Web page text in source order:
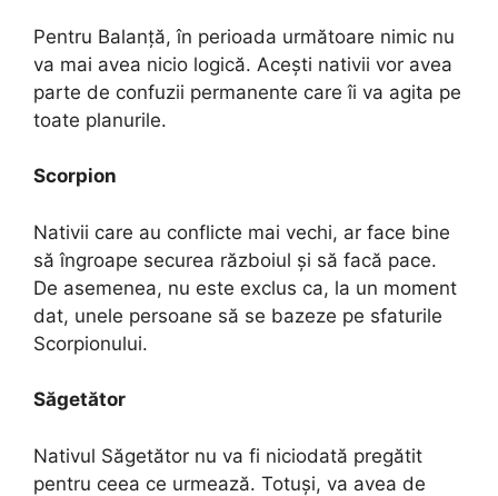
Pentru Balanță, în perioada următoare nimic nu
va mai avea nicio logică. Acești nativii vor avea
parte de confuzii permanente care îi va agita pe
toate planurile.
Scorpion
Nativii care au conflicte mai vechi, ar face bine
să îngroape securea războiul și să facă pace.
De asemenea, nu este exclus ca, la un moment
dat, unele persoane să se bazeze pe sfaturile
Scorpionului.
Săgetător
Nativul Săgetător nu va fi niciodată pregătit
pentru ceea ce urmează. Totuși, va avea de